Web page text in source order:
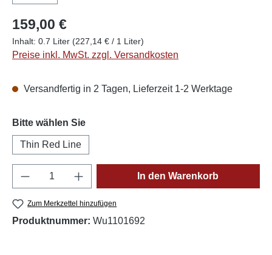
159,00 €
Inhalt: 0.7 Liter (227,14 € / 1 Liter)
Preise inkl. MwSt. zzgl. Versandkosten
Versandfertig in 2 Tagen, Lieferzeit 1-2 Werktage
Bitte wählen Sieauswählen
Thin Red Line
Produkt Anzahl: Gib den gewünschten
In den Warenkorb
Zum Merkzettel hinzufügen
Produktnummer: Wu1101692